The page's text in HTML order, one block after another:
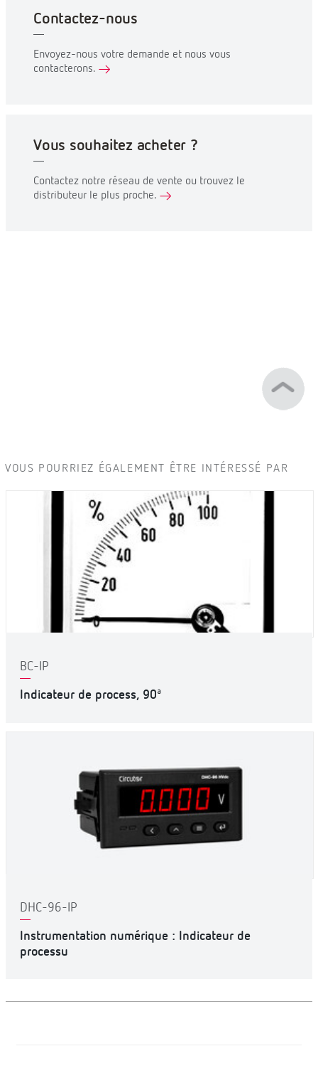
Contactez-nous
Envoyez-nous votre demande et nous vous
contacterons.
Vous souhaitez acheter ?
Contactez notre réseau de vente ou trouvez le
distributeur le plus proche.
VOUS POURRIEZ ÉGALEMENT ÊTRE INTÉRESSÉ PAR
BC-IP
Indicateur de process, 90ª
DHC-96-IP
Instrumentation numérique : Indicateur de
processu